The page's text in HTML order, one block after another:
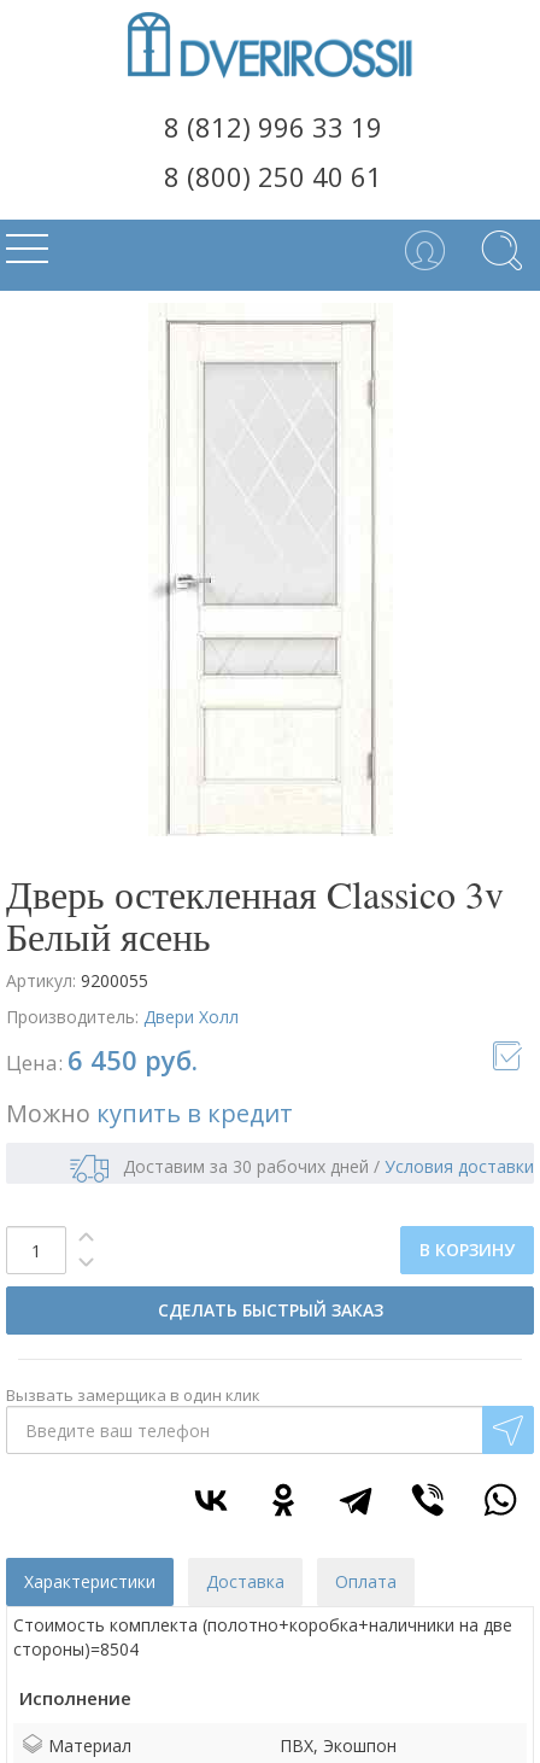
8 (812) 996 33 19
8 (800) 250 40 61
Дверь остекленная Classico 3v
Белый ясень
Артикул: 9200055
Производитель: Двери Холл
Цена: 6 450 руб.
Можно купить в кредит
Доставим за 30 рабочих дней / Условия доставки
В КОРЗИНУ
СДЕЛАТЬ БЫСТРЫЙ ЗАКАЗ
Вызвать замерщика в один клик
Характеристики Доставка
Оплата
Стоимость комплекта (полотно+коробка+наличники на две
стороны)=8504
Исполнение
Материал
ПВХ, Экошпон